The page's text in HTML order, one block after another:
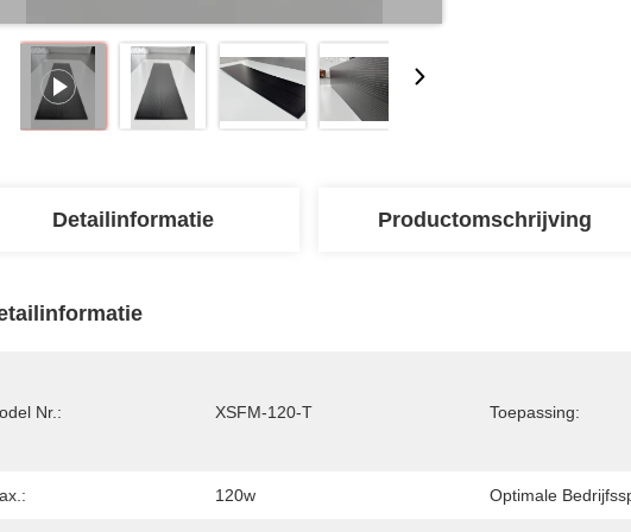
Detailinformatie Productomschrijving
Nr.: XSFM-120-T Toepassing:
120w Optimale